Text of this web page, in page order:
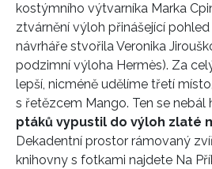
kostýmního výtvarníka Marka
ztvárnění výloh přinášející
návrháře stvořila Veronika
podzimní výloha Hermès). Za
lepší, nicméně udělíme třetí
s řetězcem Mango. Ten se nebál
ptáků vypustil do výloh zlaté
Dekadentní prostor rámovaný
knihovny s fotkami najdete Na